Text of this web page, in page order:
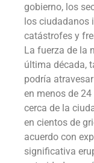
gobierno, los
los ciudadanos
catástrofes y
La fuerza de la
última década,
podría
en menos de
cerca de la
en cientos de
acuerdo con
significativa